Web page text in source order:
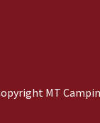
MT